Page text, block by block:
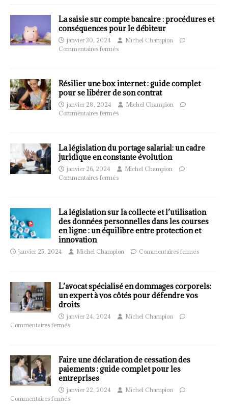
La saisie sur compte bancaire : procédures et
conséquences pour le débiteur
janvier 30, 2024
Michel Champion
Commentaires fermés
Résilier une box internet : guide complet
pour se libérer de son contrat
janvier 28, 2024
Michel Champion
Commentaires fermés
La législation du portage salarial: un cadre
juridique en constante évolution
janvier 26, 2024
Michel Champion
Commentaires fermés
La législation sur la collecte et l’utilisation
des données personnelles dans les courses
en ligne : un équilibre entre protection et
innovation
janvier 25, 2024 Michel Champion Commentaires fermés
L’avocat spécialisé en dommages corporels:
un expert à vos côtés pour défendre vos
droits
janvier 24, 2024
Michel Champion
Commentaires fermés
Faire une déclaration de cessation des
paiements : guide complet pour les
entreprises
janvier 22, 2024
Michel Champion
Commentaires fermés